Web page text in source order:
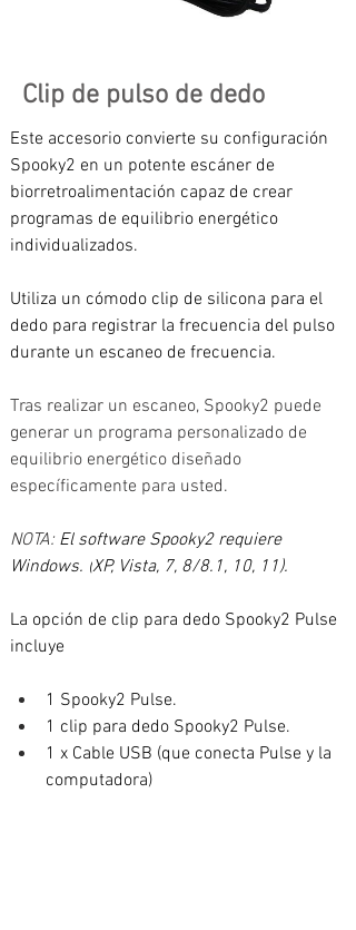
Clip de pulso de dedo
Este accesorio convierte su configuración
Spooky2 en un potente escáner de
biorretroalimentación capaz de crear
programas de equilibrio energético
individualizados.
Utiliza un cómodo clip de silicona para el
dedo para registrar la frecuencia del pulso
durante un escaneo de frecuencia.
Tras realizar un escaneo, Spooky2 puede
generar un programa personalizado de
equilibrio energético diseñado
específicamente para usted.
NOTA: El software Spooky2 requiere
Windows. (XP, Vista, 7, 8/8.1, 10, 11).
La opción de clip para dedo Spooky2 Pulse
incluye
1 Spooky2 Pulse.
1 clip para dedo Spooky2 Pulse.
1 x Cable USB (que conecta Pulse y la
computadora)